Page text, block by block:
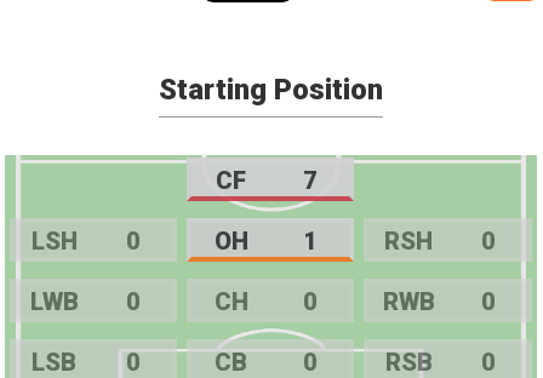
Starting Position
CF 7
LSH 0 OH 1 RSH 0
LWB 0 CH 0 RWB 0
LSB 0 CB 0 RSB 0